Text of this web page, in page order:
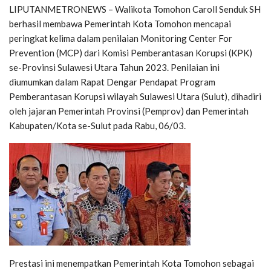
LIPUTANMETRONEWS – Walikota Tomohon Caroll Senduk SH
berhasil membawa Pemerintah Kota Tomohon mencapai
peringkat kelima dalam penilaian Monitoring Center For
Prevention (MCP) dari Komisi Pemberantasan Korupsi (KPK)
se-Provinsi Sulawesi Utara Tahun 2023. Penilaian ini
diumumkan dalam Rapat Dengar Pendapat Program
Pemberantasan Korupsi wilayah Sulawesi Utara (Sulut), dihadiri
oleh jajaran Pemerintah Provinsi (Pemprov) dan Pemerintah
Kabupaten/Kota se-Sulut pada Rabu, 06/03.
Prestasi ini menempatkan Pemerintah Kota Tomohon sebagai